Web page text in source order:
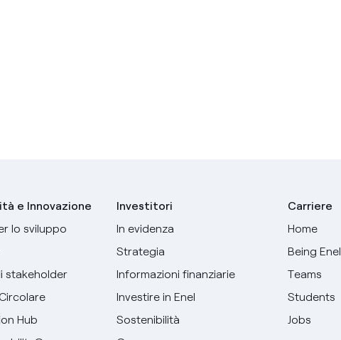
e Innovazione
lo sviluppo
stakeholder
Hub
Investitori
In evidenza
Strategia
Informazioni finanziarie
Investire in Enel
Sostenibilità
Carriere
Home
Being Enel
Teams
Students
Jobs